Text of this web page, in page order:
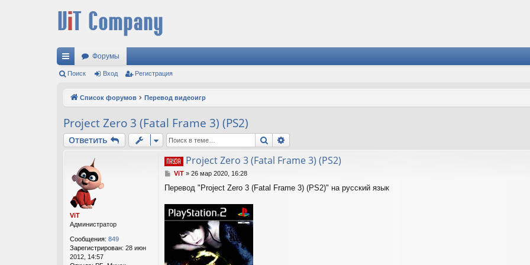
с
и
Форумы
Поиск Вход Регистрация
Список форумов Перевод видеоигр
Project Zero 3 (Fatal Frame 3) (PS2)
Ответить Поиск
ViT
Администратор
Сообщения: 849
Зарегистрирован: 28 июн
2012, 14:57
Project Zero 3 (Fatal Frame 3) (PS2)
С
о
щ
е
ViT» 26 мар 2020, 16:28
Перевод "Project Zero 3 (Fatal Frame 3) (PS2)" на русский язык